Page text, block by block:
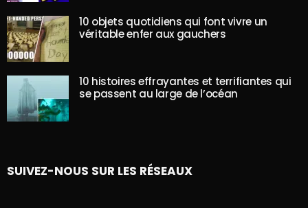
10 objets quotidiens qui font vivre un
véritable enfer aux gauchers
10 histoires effrayantes et terrifiantes qui
se passent au large de l’océan
SUIVEZ-NOUS SUR LES RÉSEAUX